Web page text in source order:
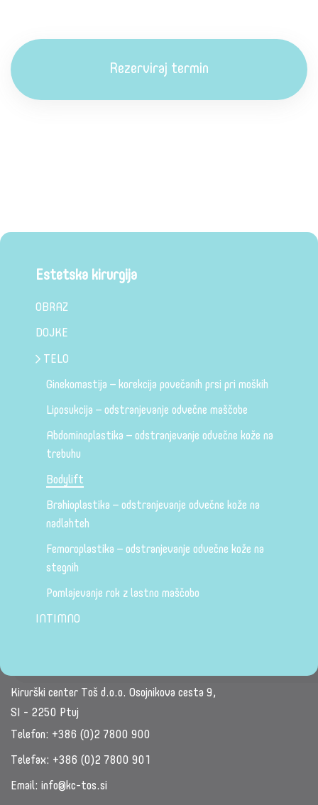
Rezerviraj termin
Estetska kirurgija
OBRAZ
DOJKE
TELO
Ginekomastija – korekcija povečanih prsi pri moških
Liposukcija – odstranjevanje odvečne maščobe
Abdominoplastika – odstranjevanje odvečne kože na
trebuhu
Bodylift
Brahioplastika – odstranjevanje odvečne kože na
nadlahteh
Femoroplastika – odstranjevanje odvečne kože na
stegnih
Pomlajevanje rok z lastno maščobo
INTIMNO
Kirurški center Toš d.o.o. Osojnikova cesta 9,
SI - 2250 Ptuj
Telefon: +386 (0)2 7800 900
Telefax: +386 (0)2 7800 901
Email: info@kc-tos.si